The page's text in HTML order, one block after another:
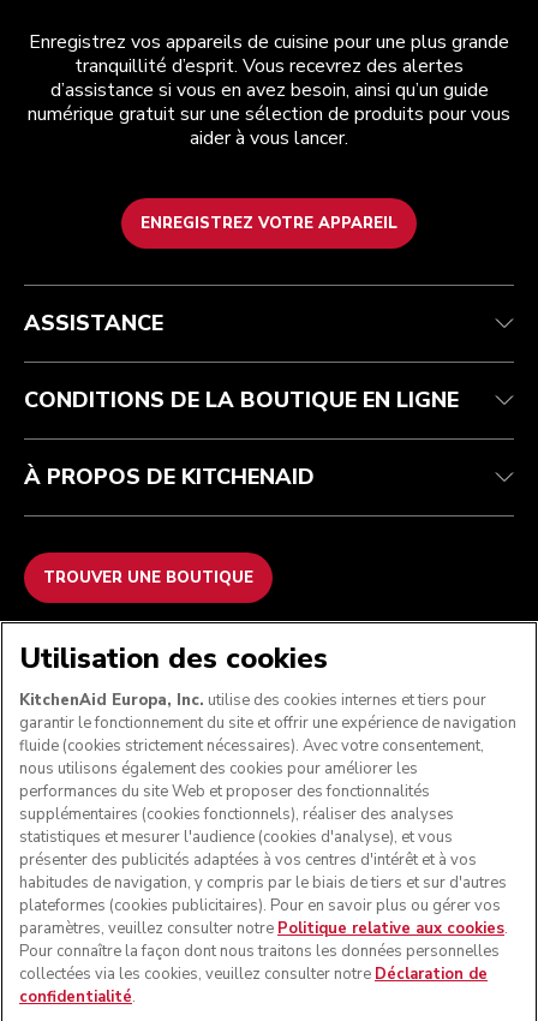
Enregistrez vos appareils de cuisine pour une plus grande
tranquillité d’esprit. Vous recevrez des alertes
d’assistance si vous en avez besoin, ainsi qu’un guide
numérique gratuit sur une sélection de produits pour vous
aider à vous lancer.
ENREGISTREZ VOTRE APPAREIL
Health Check
Suivez votre commande
Garantie et documents
Recupel
Conditions générales de vente
Retours et remboursements
Imprint
ODR
La marque
Trouver une boutique
ASSISTANCE
CONDITIONS DE LA BOUTIQUE EN LIGNE
À PROPOS DE KITCHENAID
TROUVER UNE BOUTIQUE
NOUS ACCEPTONS
SUIVEZ-NOUS
Utilisation des cookies
KitchenAid Europa, Inc. utilise des cookies internes et tiers pour
garantir le fonctionnement du site et offrir une expérience de navigation
fluide (cookies strictement nécessaires). Avec votre consentement,
nous utilisons également des cookies pour améliorer les
performances du site Web et proposer des fonctionnalités
supplémentaires (cookies fonctionnels), réaliser des analyses
statistiques et mesurer l'audience (cookies d'analyse), et vous
présenter des publicités adaptées à vos centres d'intérêt et à vos
habitudes de navigation, y compris par le biais de tiers et sur d'autres
plateformes (cookies publicitaires). Pour en savoir plus ou gérer vos
paramètres, veuillez consulter notre Politique relative aux cookies.
Pour connaître la façon dont nous traitons les données personnelles
collectées via les cookies, veuillez consulter notre Déclaration de
confidentialité.